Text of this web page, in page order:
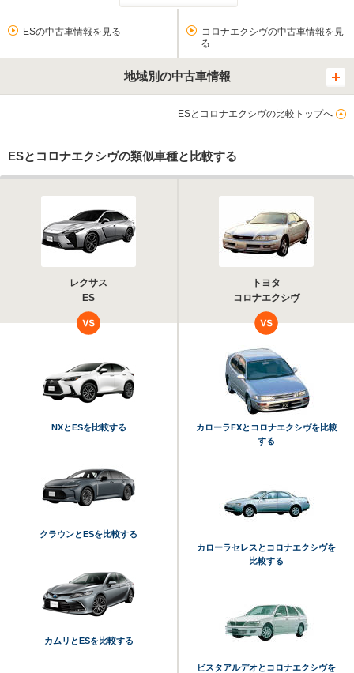
ESの中古車情報を見る
コロナエクシヴの中古車情報を見
る
地域別の中古車情報
ESとコロナエクシヴの比較トップへ
ESとコロナエクシヴの類似車種と比較する
レクサス
ES
トヨタ
コロナエクシヴ
NXとESを比較する
クラウンとESを比較する
カムリとESを比較する
カローラFXとコロナエクシヴを比較
する
カローラセレスとコロナエクシヴを
比較する
ビスタアルデオとコロナエクシヴを